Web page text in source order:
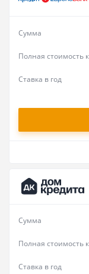
Сумма
Полная стоимость
Ставка в год
Сумма
Полная стоимость
Ставка в год